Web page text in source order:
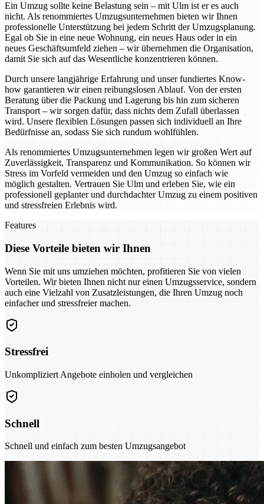
Ein Umzug sollte keine Belastung sein – mit Ulm ist er es auch
nicht. Als renommiertes Umzugsunternehmen bieten wir Ihnen
professionelle Unterstützung bei jedem Schritt der Umzugsplanung.
Egal ob Sie in eine neue Wohnung, ein neues Haus oder in ein
neues Geschäftsumfeld ziehen – wir übernehmen die Organisation,
damit Sie sich auf das Wesentliche konzentrieren können.
Durch unsere langjährige Erfahrung und unser fundiertes Know-
how garantieren wir einen reibungslosen Ablauf. Von der ersten
Beratung über die Packung und Lagerung bis hin zum sicheren
Transport – wir sorgen dafür, dass nichts dem Zufall überlassen
wird. Unsere flexiblen Lösungen passen sich individuell an Ihre
Bedürfnisse an, sodass Sie sich rundum wohlfühlen.
Als renommiertes Umzugsunternehmen legen wir großen Wert auf
Zuverlässigkeit, Transparenz und Kommunikation. So können wir
Stress im Vorfeld vermeiden und den Umzug so einfach wie
möglich gestalten. Vertrauen Sie Ulm und erleben Sie, wie ein
professionell geplanter und durchdachter Umzug zu einem positiven
und stressfreien Erlebnis wird.
Features
Diese Vorteile bieten wir Ihnen
Wenn Sie mit uns umziehen möchten, profitieren Sie von vielen
Vorteilen. Wir bieten Ihnen nicht nur einen Umzugsservice, sondern
auch eine Vielzahl von Zusatzleistungen, die Ihren Umzug noch
einfacher und stressfreier machen.
Stressfrei
Unkompliziert Angebote einholen und vergleichen
Schnell
Schnell und einfach zum besten Umzugsangebot